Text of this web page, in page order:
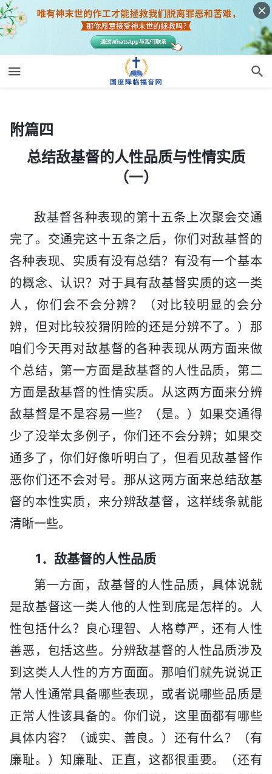
附篇四
总结敌基督的人性品质与性情实质（一）
附篇四
总结敌基督的人性品质与性情实质
（一）
敌基督各种表现的第十五条上次聚会交通
完了。交通完这十五条之后，你们对敌基督的
各种表现、实质有没有总结？有没有一个基本
的概念、认识？对于具有敌基督实质的这一类
人，你们会不会分辨？（对比较明显的会分
辨，但对比较狡猾阴险的还是分辨不了。）那
咱们今天再对敌基督的各种表现从两方面来做
个总结，第一方面是敌基督的人性品质，第二
方面是敌基督的性情实质。从这两方面来分辨
敌基督是不是容易一些？（是。）如果交通得
少了没举太多例子，你们还不会分辨；如果交
通多了，你们好像听明白了，但看见敌基督作
恶你们还不会对号。那从这两方面来总结敌基
督的本性实质，来分辨敌基督，这样线条就能
清晰一些。
1．敌基督的人性品质
第一方面，敌基督的人性品质，具体说就
是敌基督这一类人他的人性到底是怎样的。人
性包括什么？良心理智、人格尊严，还有人性
善恶，包括这些。分辨敌基督的人性品质涉及
到这类人人性的方方面面。那咱们就先说说正
常人性通常具备哪些表现，或者说哪些品质是
正常人性该具备的。你们说，这里面都有哪些
具体内容？（诚实、善良。）还有什么？（有
廉耻。）知廉耻、正直，这都很重要。（还有